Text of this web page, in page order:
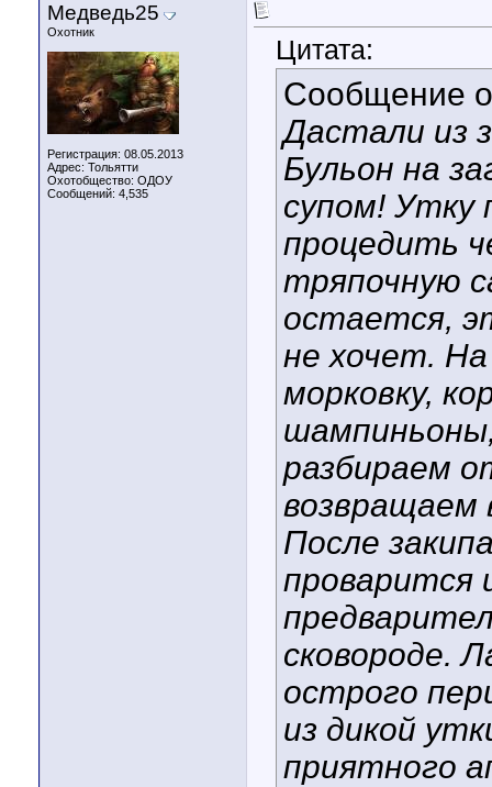
Медведь25
Охотник
Регистрация: 08.05.2013
Адрес: Тольятти
Охотобщество: ОДОУ
Сообщений: 4,535
Цитата:
Сообщение
Дастали из
Бульон на
супом! Утку
процедить
тряпочную
остается,
не хочет. На
морковку,
разбираем
возвращаем
После
проварится
сковороде.
острого
из дикой
приятного